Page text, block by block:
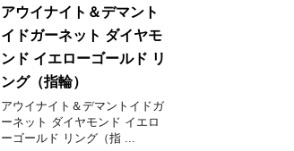
アウイナイト＆デマント
イドガーネット ダイヤモ
ンド イエローゴールド リ
ング（指輪）
アウイナイト＆デマントイドガ
ーネット ダイヤモンド イエロ
ーゴールド リング（指 ...